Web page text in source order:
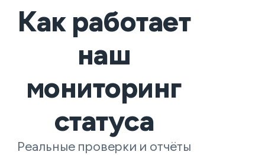
Как работает
наш
мониторинг
статуса
Реальные проверки и отчёты